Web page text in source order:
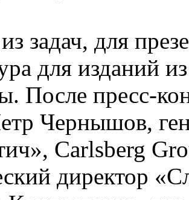
задач, для
для изданий
После пресс-
Чернышов,
Carlsberg
директор